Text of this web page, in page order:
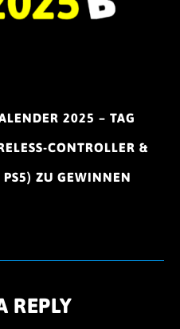
2025 – TAG
CONTROLLER &
PS5) ZU GEWINNEN
REPLY